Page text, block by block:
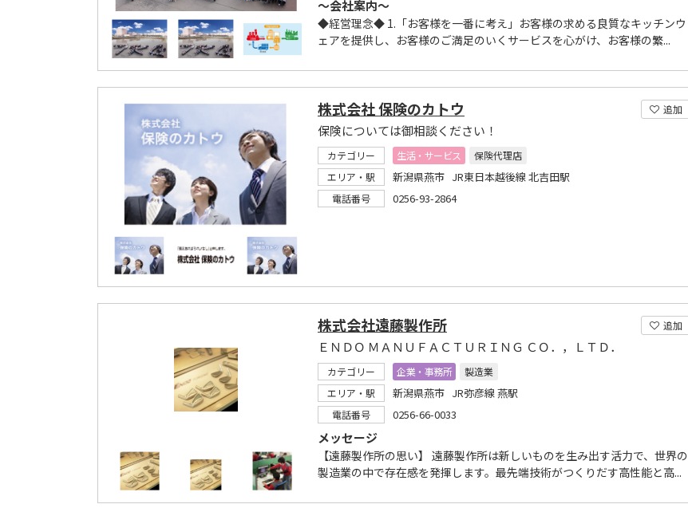
～会社案内～
◆経営理念◆ 1.「お客様を一番に考え」お客様の求める良質なキッチンウ
ェアを提供し、お客様のご満足のいくサービスを心がけ、お客様の繁...
追加
株式会社 保険のカトウ
保険については御相談ください！
カテゴリー 生活・サービス
保険代理店
エリア・駅
新潟県燕市 JR東日本越後線 北吉田駅
電話番号 0256-93-2864
追加
株式会社遠藤製作所
ＥＮＤＯ ＭＡＮＵＦＡＣＴＵＲＩＮＧ ＣＯ．，ＬＴＤ．
カテゴリー 企業・事務所
製造業
エリア・駅
新潟県燕市 JR弥彦線 燕駅
電話番号 0256-66-0033
メッセージ
【遠藤製作所の思い】 遠藤製作所は新しいものを生み出す活力で、世界の
製造業の中で存在感を発揮します。最先端技術がつくりだす高性能と高...